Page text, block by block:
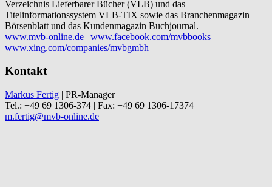
Verzeichnis Lieferbarer Bücher (VLB) und das
Titelinformationssystem VLB-TIX sowie das Branchenmagazin
Börsenblatt und das Kundenmagazin Buchjournal.
www.mvb-online.de | www.facebook.com/mvbbooks |
www.xing.com/companies/mvbgmbh
Kontakt
Markus Fertig | PR-Manager
Tel.: +49 69 1306-374 | Fax: +49 69 1306-17374
m.fertig@mvb-online.de